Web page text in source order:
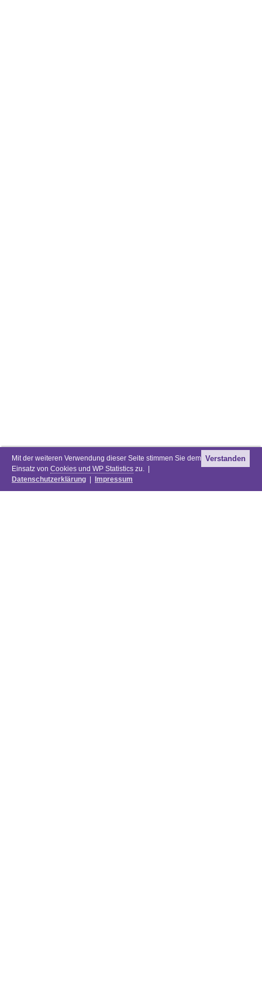
Mit der weiteren Verwendung dieser Seite stimmen Sie dem
Einsatz von Cookies und WP Statistics zu. |
Datenschutzerklärung
Impressum
Verstanden